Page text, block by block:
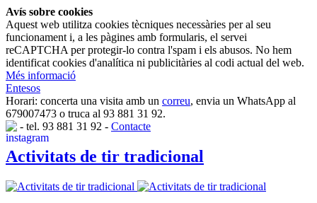
Avís sobre cookies
Aquest web utilitza cookies tècniques necessàries per al seu
funcionament i, a les pàgines amb formularis, el servei
reCAPTCHA per protegir-lo contra l'spam i els abusos. No hem
identificat cookies d'analítica ni publicitàries al codi actual del web.
Més informació
Entesos
Horari: concerta una visita amb un correu, envia un WhatsApp al
679007473 o truca al 93 881 31 92.
- tel. 93 881 31 92 - Contacte
Activitats de tir tradicional